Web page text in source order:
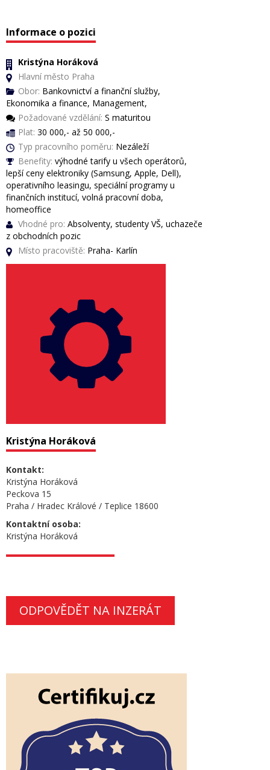
Informace o pozici
Kristýna Horáková
Hlavní město Praha
Obor: Bankovnictví a finanční služby,
Ekonomika a finance, Management,
Požadované vzdělání: S maturitou
Plat: 30 000,- až 50 000,-
Typ pracovního poměru: Nezáleží
Benefity: výhodné tarify u všech operátorů,
lepší ceny elektroniky (Samsung, Apple, Dell),
operativního leasingu, speciální programy u
finančních institucí, volná pracovní doba,
homeoffice
Vhodné pro: Absolventy, studenty VŠ, uchazeče
z obchodních pozic
Místo pracoviště: Praha- Karlín
Kristýna Horáková
Kontakt:
Kristýna Horáková
Peckova 15
Praha / Hradec Králové / Teplice 18600
Kontaktní osoba:
Kristýna Horáková
ODPOVĚDĚT NA INZERÁT